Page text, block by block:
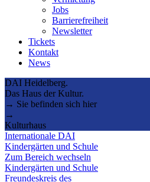
Jobs
Barrierefreiheit
Newsletter
Tickets
Kontakt
News
DAI Heidelberg.
Das Haus der Kultur.
→ Sie befinden sich hier
→
Kulturhaus
Internationale DAI
Kindergärten und Schule
Zum Bereich wechseln
Kindergärten und Schule
Freundeskreis des